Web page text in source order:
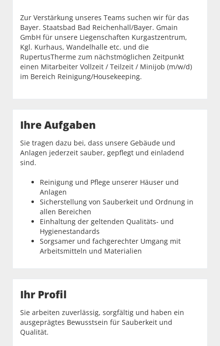
Zur Verstärkung unseres Teams suchen wir für das
Bayer. Staatsbad Bad Reichenhall/Bayer. Gmain
GmbH für unsere Liegenschaften Kurgastzentrum,
Kgl. Kurhaus, Wandelhalle etc. und die
RupertusTherme zum nächstmöglichen Zeitpunkt
einen Mitarbeiter Vollzeit / Teilzeit / Minijob (m/w/d)
im Bereich Reinigung/Housekeeping.
Ihre Aufgaben
Sie tragen dazu bei, dass unsere Gebäude und
Anlagen jederzeit sauber, gepflegt und einladend
sind.
Reinigung und Pflege unserer Häuser und
Anlagen
Sicherstellung von Sauberkeit und Ordnung in
allen Bereichen
Einhaltung der geltenden Qualitäts- und
Hygienestandards
Sorgsamer und fachgerechter Umgang mit
Arbeitsmitteln und Materialien
Ihr Profil
Sie arbeiten zuverlässig, sorgfältig und haben ein
ausgeprägtes Bewusstsein für Sauberkeit und
Qualität.